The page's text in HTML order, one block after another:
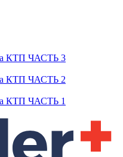
КТП ЧАСТЬ 3
КТП ЧАСТЬ 2
КТП ЧАСТЬ 1